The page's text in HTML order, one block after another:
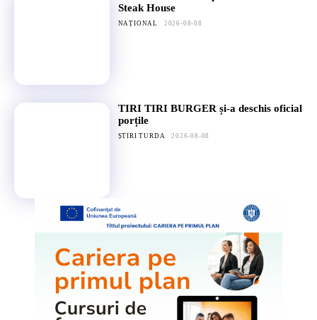
Steak House
NAȚIONAL 2026-08-08
TIRI TIRI BURGER și-a deschis oficial
porțile
ȘTIRI TURDA 2026-08-08